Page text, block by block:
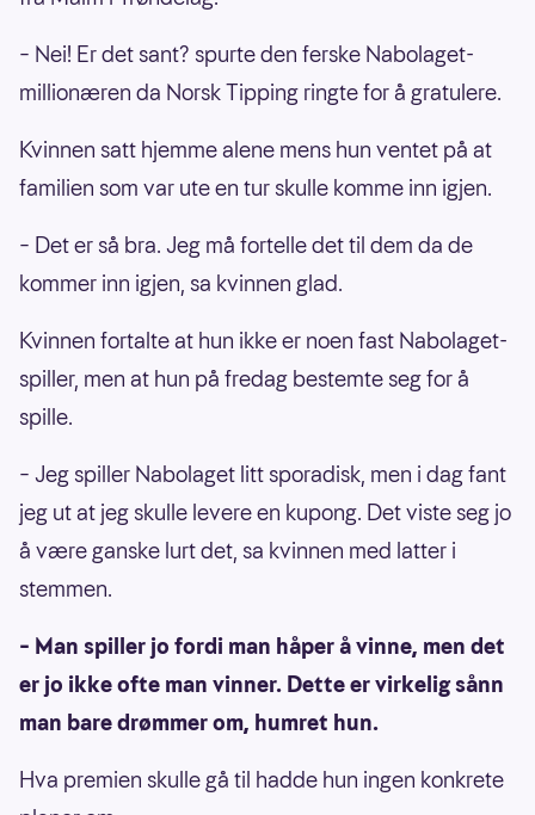
– Nei! Er det sant? spurte den ferske Nabolaget-
millionæren da Norsk Tipping ringte for å gratulere.
Kvinnen satt hjemme alene mens hun ventet på at
familien som var ute en tur skulle komme inn igjen.
– Det er så bra. Jeg må fortelle det til dem da de
kommer inn igjen, sa kvinnen glad.
Kvinnen fortalte at hun ikke er noen fast Nabolaget-
spiller, men at hun på fredag bestemte seg for å
spille.
– Jeg spiller Nabolaget litt sporadisk, men i dag fant
jeg ut at jeg skulle levere en kupong. Det viste seg jo
å være ganske lurt det, sa kvinnen med latter i
stemmen.
– Man spiller jo fordi man håper å vinne, men det
er jo ikke ofte man vinner. Dette er virkelig sånn
man bare drømmer om, humret hun.
Hva premien skulle gå til hadde hun ingen konkrete